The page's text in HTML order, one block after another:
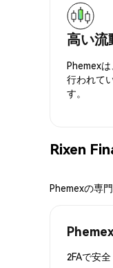
高い流
Phemex
行われて
す。
Rixen
Phemexの専
2FAで安